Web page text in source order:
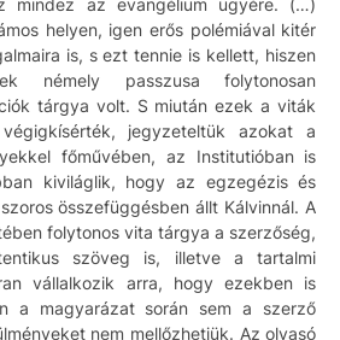
helyen, igen erős polémiával kitér
is, s ezt tennie is kellett, hiszen
némely passzusa folytonosan
tárgya volt. S miután ezek a viták
jegyzeteltük azokat a
főművében, az Institutióban is
kiviláglik, hogy az egzegézis és
összefüggésben állt Kálvinnál. A
folytonos vita tárgya a szerzőség,
szöveg is, illetve a tartalmi
vállalkozik arra, hogy ezekben is
a magyarázat során sem a szerző
nem mellőzhetjük. Az olvasó